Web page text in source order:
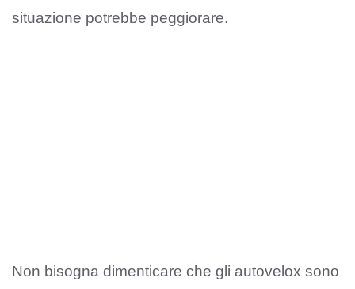
situazione potrebbe peggiorare.
Non bisogna dimenticare che gli autovelox sono